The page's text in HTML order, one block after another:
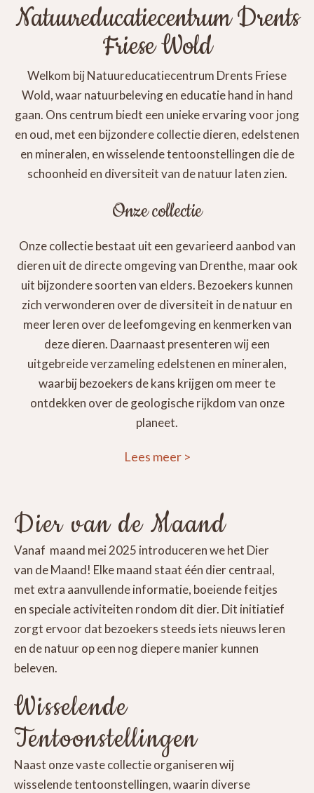
Natuureducatiecentrum Drents
Friese Wold
Welkom bij Natuureducatiecentrum Drents Friese
Wold, waar natuurbeleving en educatie hand in hand
gaan. Ons centrum biedt een unieke ervaring voor jong
en oud, met een bijzondere collectie dieren, edelstenen
en mineralen, en wisselende tentoonstellingen die de
schoonheid en diversiteit van de natuur laten zien.
Onze collectie
Onze collectie bestaat uit een gevarieerd aanbod van
dieren uit de directe omgeving van Drenthe, maar ook
uit bijzondere soorten van elders. Bezoekers kunnen
zich verwonderen over de diversiteit in de natuur en
meer leren over de leefomgeving en kenmerken van
deze dieren. Daarnaast presenteren wij een
uitgebreide verzameling edelstenen en mineralen,
waarbij bezoekers de kans krijgen om meer te
ontdekken over de geologische rijkdom van onze
planeet.
Lees meer >
Dier van de Maand
Vanaf maand mei 2025 introduceren we het Dier
van de Maand! Elke maand staat één dier centraal,
met extra aanvullende informatie, boeiende feitjes
en speciale activiteiten rondom dit dier. Dit initiatief
zorgt ervoor dat bezoekers steeds iets nieuws leren
en de natuur op een nog diepere manier kunnen
beleven.
Wisselende
Tentoonstellingen
Naast onze vaste collectie organiseren wij
wisselende tentoonstellingen, waarin diverse